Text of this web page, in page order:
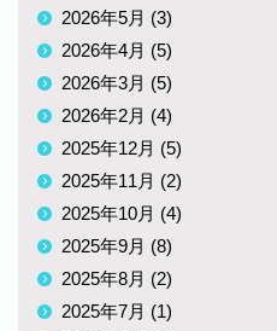
2026年5月 (3)
2026年4月 (5)
2026年3月 (5)
2026年2月 (4)
2025年12月 (5)
2025年11月 (2)
2025年10月 (4)
2025年9月 (8)
2025年8月 (2)
2025年7月 (1)